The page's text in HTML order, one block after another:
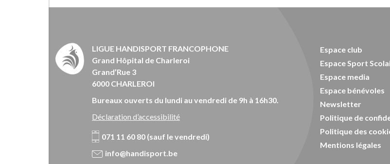
LIGUE HANDISPORT FRANCOPHONE
Grand Hôpital de Charleroi
Grand’Rue 3
6000 CHARLEROI
Bureaux ouverts du lundi au vendredi de 9h à 16h30.
Déclaration d’accessibilité
071 11 60 80 (sauf le vendredi)
info@handisport.be
Espace club
Espace Sport
Espace media
Espace bénévoles
Newsletter
Politique de
Politique des
Mentions légales